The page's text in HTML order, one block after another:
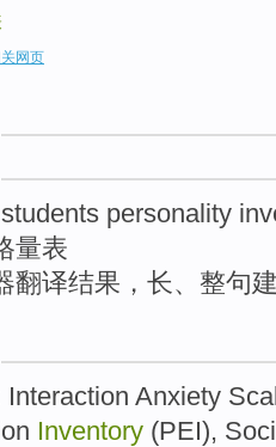
网页
personality
量表
翻译结果，长、整句
Interaction Anxiety
Inventory (PEI),